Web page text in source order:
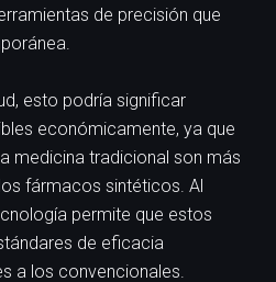
de precisión que
esto podría significar
económicamente, ya que
medicina tradicional son más
fármacos sintéticos. Al
permite que estos
de eficacia
a los convencionales.